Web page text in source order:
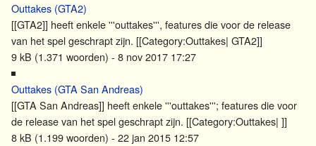
Outtakes (GTA2)
[[GTA2]] heeft enkele '''outtakes''', features die voor de release
van het spel geschrapt zijn. [[Category:Outtakes| GTA2]]
9 kB (1.371 woorden) - 8 nov 2017 17:27
Outtakes (GTA San Andreas)
[[GTA San Andreas]] heeft enkele '''outtakes'''; features die voor
de release van het spel geschrapt zijn. [[Category:Outtakes| ]]
8 kB (1.199 woorden) - 22 jan 2015 12:57